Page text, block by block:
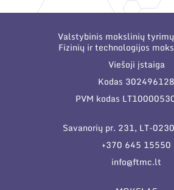
Valstybinis mokslinių
Fizinių ir technologijos
Viešoji įstaiga
Kodas 302496128
PVM kodas
Savanorių pr. 231, LT-
+370 645 15550
info@ftmc.lt